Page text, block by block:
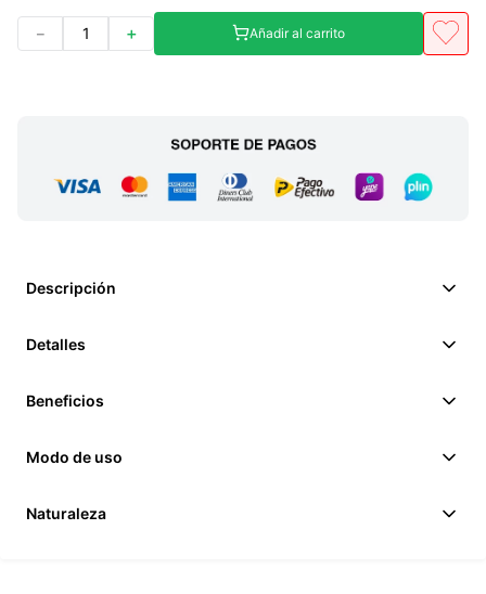
＋
－ Añadir al carrito
Descripción
Detalles
Beneficios
Modo de uso
Naturaleza